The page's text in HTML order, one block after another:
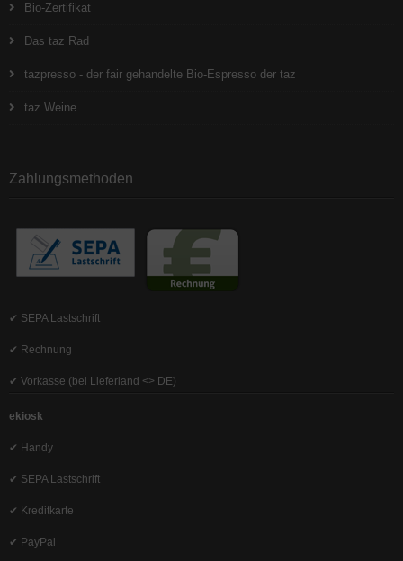
Bio-Zertifikat
Das taz Rad
tazpresso - der fair gehandelte Bio-Espresso der taz
taz Weine
Zahlungsmethoden
✔ SEPA Lastschrift
✔ Rechnung
✔ Vorkasse (bei Lieferland <> DE)
ekiosk
✔ Handy
✔ SEPA Lastschrift
✔ Kreditkarte
✔ PayPal